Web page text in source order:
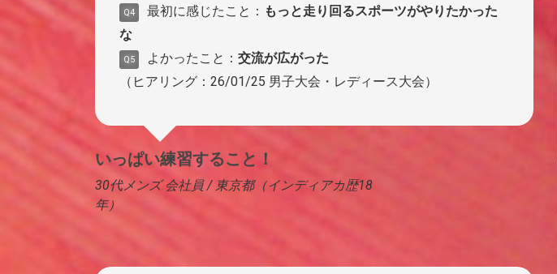
Q4 最初に感じたこと： もっと走り回るスポーツがやりたかった
な
Q5 よかったこと： 交流が広がった
（ヒアリング：26/01/25 男子大会・レディース大会）
いっぱい練習すること！
30代メンズ 会社員 / 東京都（インディアカ歴18
年）